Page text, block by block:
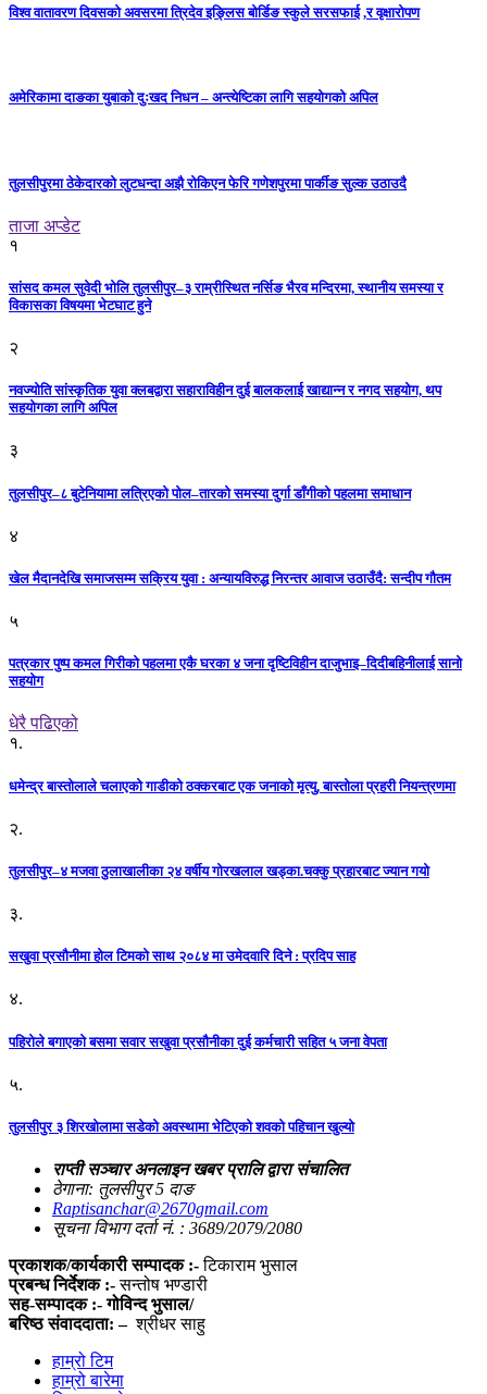
विश्व वातावरण दिवसको अवसरमा त्रिदेव इङ्लिस बोर्डिङ स्कुले सरसफाई ,र वृक्षारोपण
अमेरिकामा दाङका युबाको दुःखद निधन – अन्त्येष्टिका लागि सहयोगको अपिल
तुलसीपुरमा ठेकेदारको लुटधन्दा अझै रोकिएन फेरि गणेशपुरमा पार्कीङ सुल्क उठाउदै
ताजा अप्डेट
१
सांसद कमल सुवेदी भोलि तुलसीपुर–३ राम्रीस्थित नर्सिङ भैरव मन्दिरमा, स्थानीय समस्या र
विकासका विषयमा भेटघाट हुने
२
नवज्योति सांस्कृतिक युवा क्लबद्वारा सहाराविहीन दुई बालकलाई खाद्यान्न र नगद सहयोग, थप
सहयोगका लागि अपिल
३
तुलसीपुर–८ बुटेनियामा लत्रिएको पोल–तारको समस्या दुर्गा डाँगीको पहलमा समाधान
४
खेल मैदानदेखि समाजसम्म सक्रिय युवा : अन्यायविरुद्ध निरन्तर आवाज उठाउँदै: सन्दीप गौतम
५
पत्रकार पुष्प कमल गिरीको पहलमा एकै घरका ४ जना दृष्टिविहीन दाजुभाइ–दिदीबहिनीलाई सानो
सहयोग
धेरै पढिएको
१.
धमेन्द्र बास्तोलाले चलाएको गाडीको ठक्करबाट एक जनाको मृत्यु, बास्तोला प्रहरी नियन्त्रणमा
२.
तुलसीपुर–४ मजवा ठुलाखालीका २४ वर्षीय गोरखलाल खड्का.चक्कु प्रहारबाट ज्यान गयो
३.
सखुवा प्रसौनीमा होल टिमको साथ २०८४ मा उमेदवारि दिने : प्रदिप साह
४.
पहिराेले बगाएकाे बसमा सवार सखुवा प्रसाैनीका दुई कर्मचारी सहित ५ जना वेपता
५.
तुलसीपुर ३ शिरखोलामा सडेको अवस्थामा भेटिएको शवको पहिचान खुल्यो
राप्ती सञ्चार अनलाइन खबर प्रालि द्वारा संचालित
ठेगाना: तुलसीपुर 5 दाङ
Raptisanchar@2670gmail.com
सूचना विभाग दर्ता नं. : 3689/2079/2080
प्रकाशक/कार्यकारी सम्पादक :-टिकाराम भुसाल
प्रबन्ध निर्देशक :-सन्तोष भण्डारी
सह-सम्पादक :- गोविन्द भुसाल/
बरिष्ठ संवाददाता: – श्रीधर साहु
हाम्रो टिम
हाम्रो बारेमा